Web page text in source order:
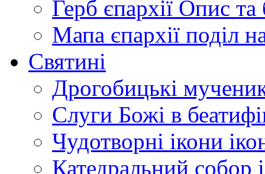
Герб єпархії Опис та
Мапа єпархії поділ
Святині
Дрогобицькі
Слуги Божі в
Чудотворні ікони
Катедральний собор